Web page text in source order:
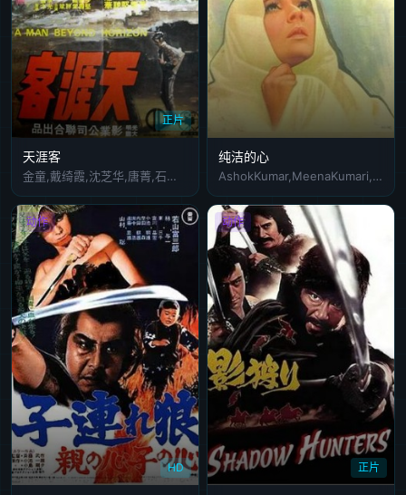
正片
天涯客
金童,戴绮霞,沈芝华,唐菁,石坚,关聪,白鹰,关斌,谭荣杰,宋金来
纯洁的心
AshokKumar,MeenaKumari,RaajKumar
动作
HD
动作
正片